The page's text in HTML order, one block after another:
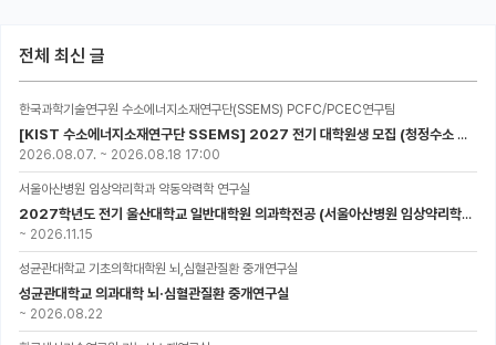
전체 최신 글
한국과학기술연구원 수소에너지소재연구단(SSEMS) PCFC/PCEC연구팀
[KIST 수소에너지소재연구단 SSEMS] 2027 전기 대학원생 모집 (청정수소 생산/활용을 위한 프로톤 세라믹 전지)
2026.08.07. ~ 2026.08.18 17:00
서울아산병원 임상약리학과 약동약력학 연구실
2027학년도 전기 울산대학교 일반대학원 의과학전공 (서울아산병원 임상약리학과 약동약력학 연구실) 대학원생 모집공고
~ 2026.11.15
성균관대학교 기초의학대학원 뇌,심혈관질환 중개연구실
성균관대학교 의과대학 뇌·심혈관질환 중개연구실
~ 2026.08.22